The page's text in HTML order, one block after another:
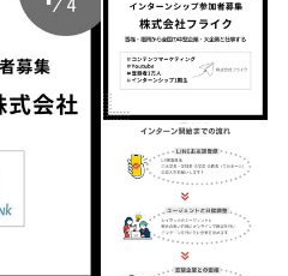
の活動を継続サポート！
軽にできます🌱